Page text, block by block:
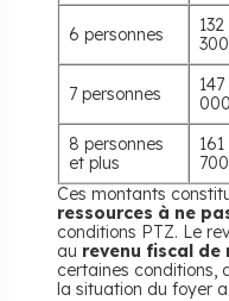
6 personnes
132
7 personnes
147
8 personnes
et plus
161
Ces montants
ressources à ne
conditions PTZ. Le
au revenu fiscal de
certaines conditions,
la situation du foyer a